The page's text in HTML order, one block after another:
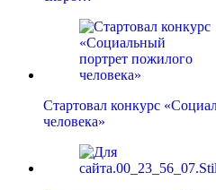
Стартовал конкурс
человека»